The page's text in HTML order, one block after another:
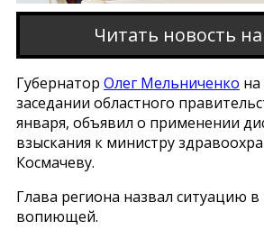
Читать новость
Губернатор Олег Мельниченко
заседании областного
января, объявил о применении
взыскания к министру
Космачеву.
Глава региона назвал ситуацию
вопиющей.